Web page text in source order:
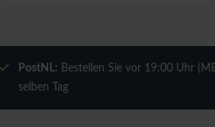
PostNL: Bestellen Sie vor 19:00 Uhr
selben Tag